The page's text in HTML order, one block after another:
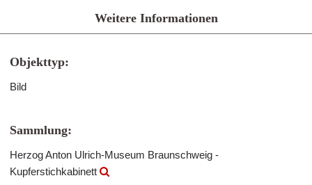
Weitere Informationen
Objekttyp:
Bild
Sammlung:
Herzog Anton Ulrich-Museum Braunschweig -
Kupferstichkabinett